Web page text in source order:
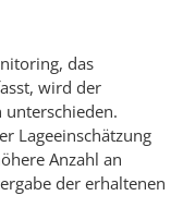
das
wird der
Lageeinschätzung
Anzahl an
der erhaltenen